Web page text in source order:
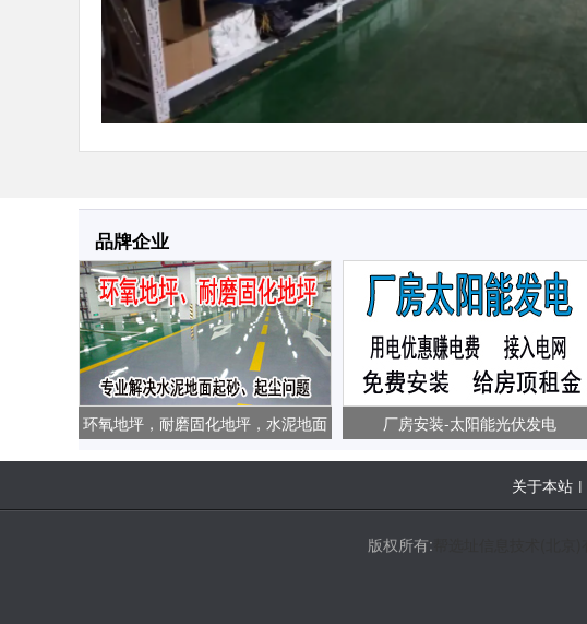
品牌企业
环氧地坪，耐磨固化地坪，水泥地面
起砂、起尘问题
厂房安装-太阳能光伏发电
关于本站 |
版权所有: